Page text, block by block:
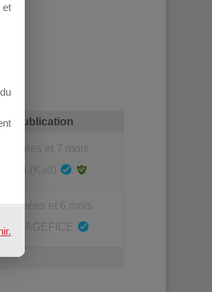
publication
années et 6 mois
AGEFICE